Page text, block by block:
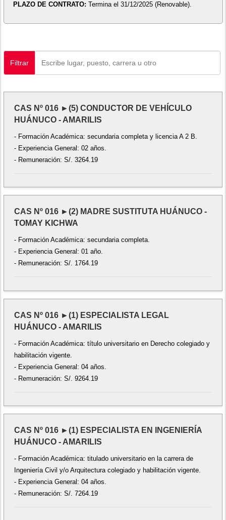
PLAZO DE CONTRATO: Termina el 31/12/2025 (Renovable).
Filtrar
CAS Nº 016 ►(5) CONDUCTOR DE VEHÍCULO
HUÁNUCO - AMARILIS
- Formación Académica: secundaria completa y licencia A 2 B.
- Experiencia General: 02 años.
- Remuneración: S/. 3264.19
CAS Nº 016 ►(2) MADRE SUSTITUTA HUÁNUCO -
TOMAY KICHWA
- Formación Académica: secundaria completa.
- Experiencia General: 01 año.
- Remuneración: S/. 1764.19
CAS Nº 016 ►(1) ESPECIALISTA LEGAL
HUÁNUCO - AMARILIS
- Formación Académica: título universitario en Derecho colegiado y
habilitación vigente.
- Experiencia General: 04 años.
- Remuneración: S/. 9264.19
CAS Nº 016 ►(1) ESPECIALISTA EN INGENIERÍA
HUÁNUCO - AMARILIS
- Formación Académica: titulado universitario en la carrera de
Ingeniería Civil y/o Arquitectura colegiado y habilitación vigente.
- Experiencia General: 04 años.
- Remuneración: S/. 7264.19